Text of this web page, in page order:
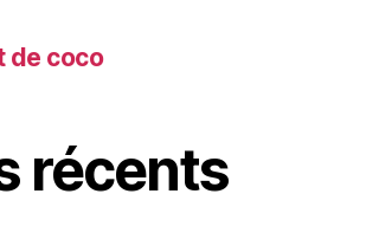
de coco
récents